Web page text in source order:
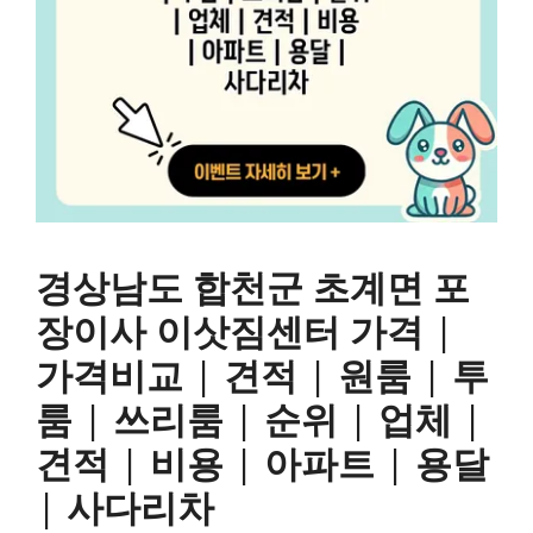
경상남도 합천군 초계면 포
장이사 이삿짐센터 가격 |
가격비교 | 견적 | 원룸 | 투
룸 | 쓰리룸 | 순위 | 업체 |
견적 | 비용 | 아파트 | 용달
| 사다리차